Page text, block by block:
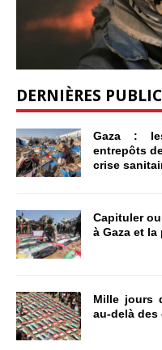
DERNIÈRES
Gaza :
entrepôts
crise
Capituler
à Gaza et
Mille jours
au-delà des